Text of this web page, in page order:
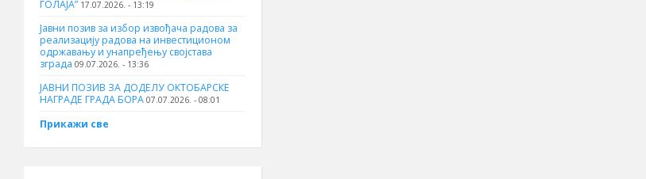
ГОЛАЈА” 17.07.2026. - 13:19
Јавни позив за избор извођача радова за
реализацију радова на инвестиционом
одржавању и унапређењу својстава
зграда 09.07.2026. - 13:36
ЈАВНИ ПОЗИВ ЗА ДОДЕЛУ ОКТOБАРСКЕ
НАГРАДЕ ГРАДА БОРА 07.07.2026. - 08:01
Прикажи све